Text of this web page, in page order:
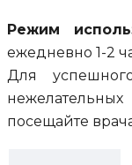
Режим
ежедневно 1-2
Для
посещайте